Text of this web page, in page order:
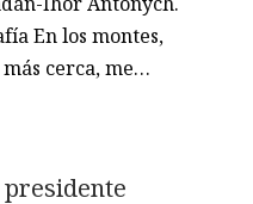
En los montes,
cerca, me…
presidente